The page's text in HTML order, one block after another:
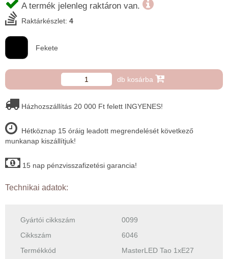
A termék jelenleg raktáron van.
Raktárkészlet: 4
Fekete
db kosárba
Házhozszállítás 20 000 Ft felett INGYENES!
Hétköznap 15 óráig leadott megrendelését következő
munkanap kiszállítjuk!
15 nap pénzvisszafizetési garancia!
Technikai adatok:
Gyártói cikkszám
0099
Cikkszám
6046
Termékkód
MasterLED Tao 1xE27